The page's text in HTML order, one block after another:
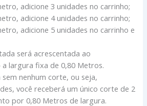
adicione 3 unidades no carrinho;
adicione 4 unidades no carrinho;
adicione 5 unidades no carrinho e
será acrescentada ao
largura fixa de 0,80 Metros.
nenhum corte, ou seja,
você receberá um único corte de 2
por 0,80 Metros de largura.